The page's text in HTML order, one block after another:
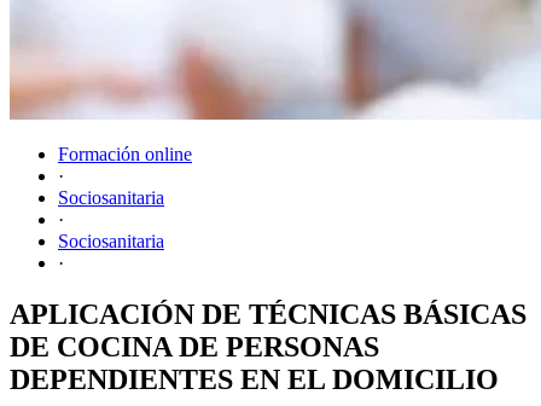
Formación online
·
Sociosanitaria
·
Sociosanitaria
·
APLICACIÓN DE TÉCNICAS BÁSICAS
DE COCINA DE PERSONAS
DEPENDIENTES EN EL DOMICILIO